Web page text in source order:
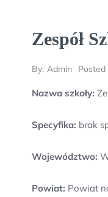
Zespół
By: Admin Posted
Nazwa szkoły:
Specyfika: brak
Województwo:
Powiat: Powiat